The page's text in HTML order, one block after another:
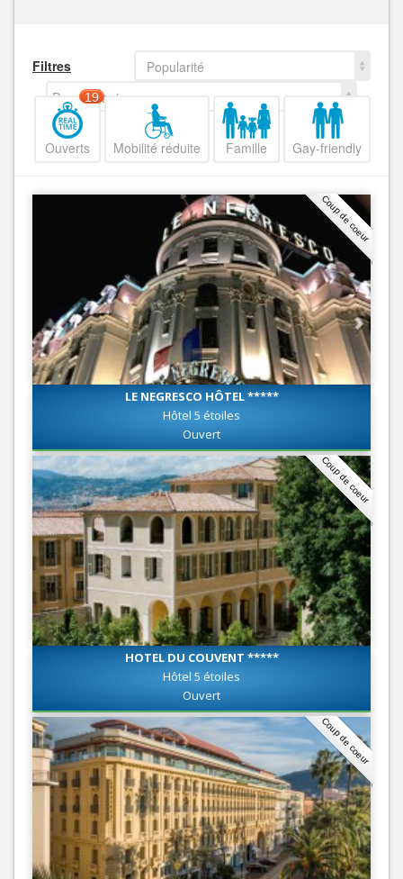
Filtres
Popularité
Decroissant
Ouverts
19
Mobilité réduite Famille Gay-friendly
Coup de coeur
LE NEGRESCO HÔTEL *****
Hôtel 5 étoiles
Ouvert
Coup de coeur
HOTEL DU COUVENT *****
Hôtel 5 étoiles
Ouvert
Coup de coeur